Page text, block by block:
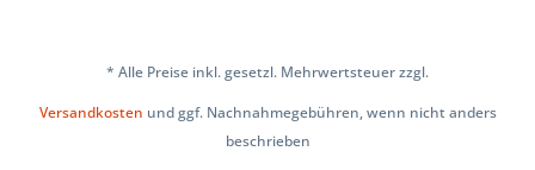
* Alle Preise inkl. gesetzl. Mehrwertsteuer zzgl.
Versandkosten und ggf. Nachnahmegebühren, wenn nicht anders
beschrieben